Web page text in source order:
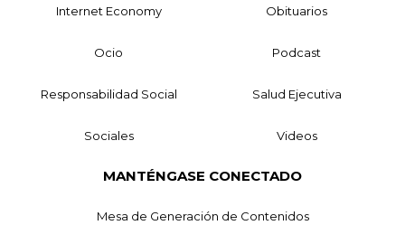
Internet Economy Obituarios
Ocio Podcast
Responsabilidad Social Salud Ejecutiva
Sociales Videos
MANTÉNGASE CONECTADO
Mesa de Generación de Contenidos